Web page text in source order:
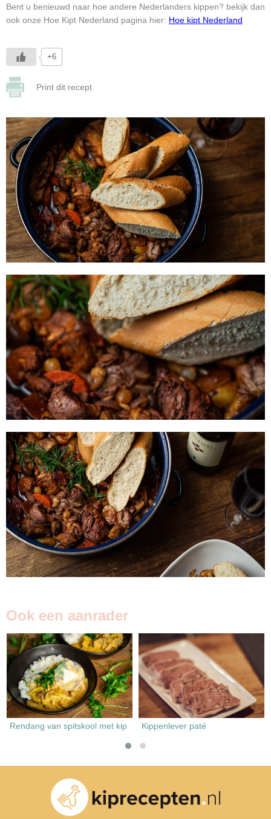
Bent u benieuwd naar hoe andere Nederlanders kippen? bekijk dan
ook onze Hoe Kipt Nederland pagina hier: Hoe kipt Nederland
+6
Print dit recept
Ook een aanrader
Rendang van spitskool met kip Kippenlever paté